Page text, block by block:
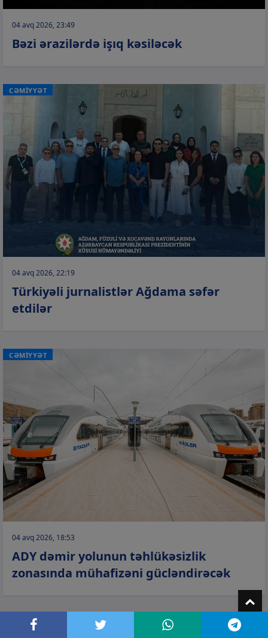
04 avq 2026, 23:49
Bəzi ərazilərdə işıq kəsiləcək
CƏMİYYƏT
04 avq 2026, 22:19
Türkiyəli jurnalistlər Ağdama səfər
etdilər
CƏMİYYƏT
04 avq 2026, 18:53
ADY dəmir yolunun təhlükəsizlik
zonasında mühafizəni gücləndirəcək
CƏMİYYƏT